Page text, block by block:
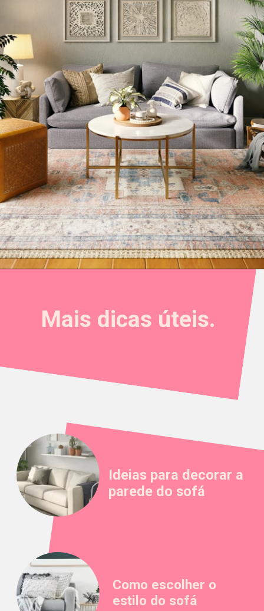
Mais dicas úteis.
Ideias para decorar a
parede do sofá
Como escolher o
estilo do sofá